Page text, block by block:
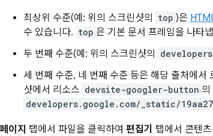
최상위 수준(예: 위의 스크린샷의 top )은
수 있습니다. top 은 기본 문서 프레임을 나타
두 번째 수준(예: 위의 스크린샷의
세 번째 수준, 네 번째 수준 등은 해당 출처에서
샷에서 리소스 devsite-googler-button
developers.google.com/_static/
페이지 탭에서 파일을 클릭하여 편집기 탭에서 콘텐